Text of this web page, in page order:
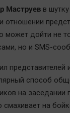
Маструев в
отношении
может дойти не
но и SMS-
представителей
способ
на заседании
смахивает на